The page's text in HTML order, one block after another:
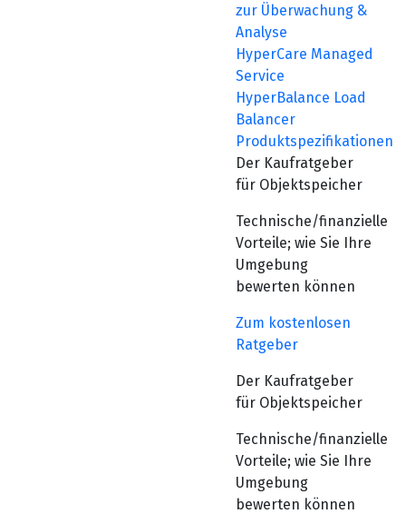
zur Überwachung &
Analyse
HyperCare Managed
Service
HyperBalance Load
Balancer
Produktspezifikationen
Der Kaufratgeber
für Objektspeicher
Technische/finanzielle
Vorteile; wie Sie Ihre
Umgebung
bewerten können
Zum kostenlosen
Ratgeber
Der Kaufratgeber
für Objektspeicher
Technische/finanzielle
Vorteile; wie Sie Ihre
Umgebung
bewerten können